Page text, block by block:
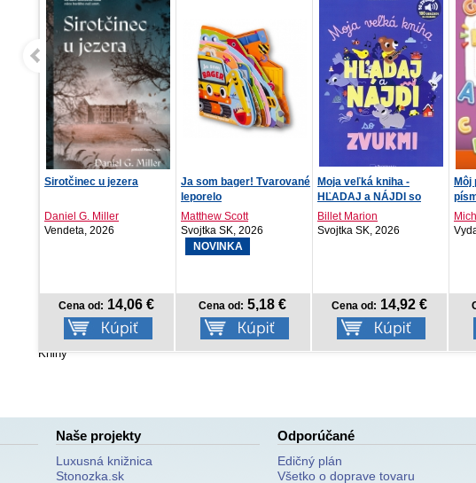
Ja som bager! Tvarované
Matthew Scott
Svojtka SK, 2026
Cena od: 5,18 €
Moja veľká kniha -
HĽADAJ a NÁJDI so
zvu...
Billet Marion
Svojtka SK, 2026
Cena od:14,92 €
Môj prvý zošit o
písmenách PZ
Michaela Šmajdová
Vydavateľstvo T..., 2026
Cena od: 3,98 €
Knihy
Naše projekty
Luxusná knižnica
Stonozka.sk
Odporúčané
Edičný plán
Všetko o doprave tovaru